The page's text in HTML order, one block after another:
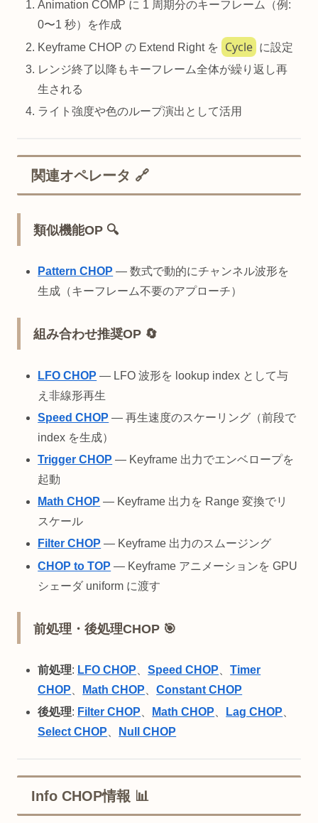
Animation COMP に 1 周期分のキーフレーム（例:
0〜1 秒）を作成
Keyframe CHOP の Extend Right を
Cycle に設定
レンジ終了以降もキーフレーム全体が繰り返し再
生される
ライト強度や色のループ演出として活用
関連オペレータ 🔗
類似機能OP 🔍
Pattern CHOP — 数式で動的にチャンネル波形を
生成（キーフレーム不要のアプローチ）
組み合わせ推奨OP 🔄
LFO CHOP — LFO 波形を lookup index として与
え非線形再生
Speed CHOP — 再生速度のスケーリング（前段で
index を生成）
Trigger CHOP — Keyframe 出力でエンベロープを
起動
Math CHOP — Keyframe 出力を Range 変換でリ
スケール
Filter CHOP — Keyframe 出力のスムージング
CHOP to TOP — Keyframe アニメーションを GPU
シェーダ uniform に渡す
前処理・後処理CHOP 🎯
前処理: LFO CHOP 、Speed CHOP 、Timer
CHOP
Math CHOP 、Constant CHOP
後処理: Filter CHOP Math CHOP Lag CHOP
Select CHOP
Null CHOP
Info CHOP情報 📊